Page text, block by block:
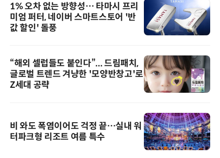
1% 오차 없는 방향성… 타마시 프리
미엄 퍼터, 네이버 스마트스토어 '반
값 할인' 돌풍
“해외 셀럽들도 붙인다”... 드림패치,
글로벌 트렌드 겨냥한 '모양반창고'로
Z세대 공략
비 와도 폭염이어도 걱정 끝…실내 워
터파크형 리조트 여름 특수